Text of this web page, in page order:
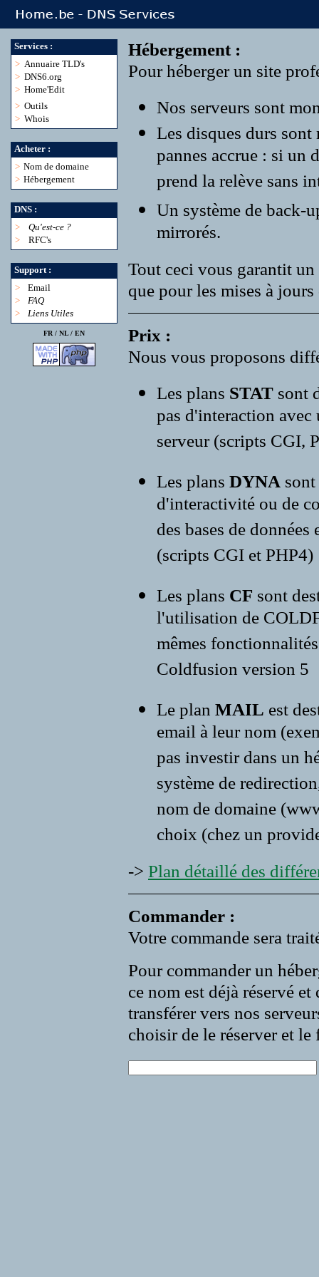
Services :
> Annuaire TLD's
> DNS6.org
> Home'Edit
> Outils
> Whois
Acheter :
> Nom de domaine
> Hébergement
DNS :
>
Qu'est-ce ?
>
RFC's
Support :
>
Email
>
FAQ
>
Liens Utiles
FR / NL/ EN
Hébergement :
Pour héberger un site
Nos serveurs sont
Les disques durs
pannes accrue : si un
prend la relève sans
Un système de back-
mirrorés.
Tout ceci vous garantit
que pour les mises à
Prix :
Nous vous proposons
Les plans STAT sont
pas d'interaction avec
serveur (scripts CGI,
Les plans DYNA
d'interactivité ou de
des bases de
(scripts CGI et PHP4)
Les plans CF sont
l'utilisation de
mêmes
Coldfusion version 5
Le plan MAIL est
email à leur nom
pas investir dans un
système de
nom de domaine
choix (chez un
-> Plan détaillé des
Commander :
Votre commande sera
Pour commander un
ce nom est déjà réservé
transférer vers nos
choisir de le réserver et